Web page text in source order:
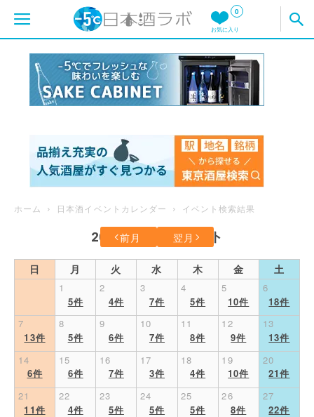
0
お気に入り
ホーム 日本酒イベントカレンダー イベント検索結果
2026年6月のイベント
前月 翌月
日 月 火 水 木 金 土
1
5件
2
4件
3
7件
4
5件
5
10件
6
18件
7
13件
8
5件
9
6件
10
7件
11
8件
12
9件
13
13件
14
6件
15
6件
16
7件
17
3件
18
4件
19
10件
20
21件
21
11件
22
4件
23
5件
24
5件
25
5件
26
8件
27
22件